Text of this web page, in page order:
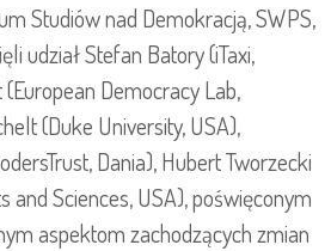
Studiów nad Demokracją, SWPS,
udział Stefan Batory (iTaxi,
Democracy Lab,
(Duke University, USA),
Dania), Hubert Tworzecki
Sciences, USA), poświęconym
aspektom zachodzących zmian